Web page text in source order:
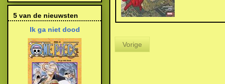
Vorige
5 van de nieuwsten
Ik ga niet dood